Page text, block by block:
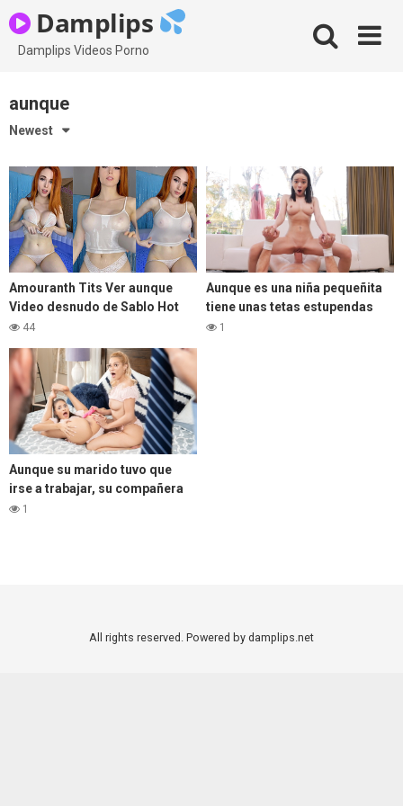
to
content
Damplips
Damplips Videos Porno
aunque
Newest
Amouranth Tits Ver aunque
Video desnudo de Sablo Hot
Tub Taw TaB
44
Aunque es una niña pequeñita
tiene unas tetas estupendas
que este tío disfrutó mientras
1
Aunque su marido tuvo que
irse a trabajar, su compañera
de cuarto lesbiana la ayudó a
1
All rights reserved. Powered by damplips.net